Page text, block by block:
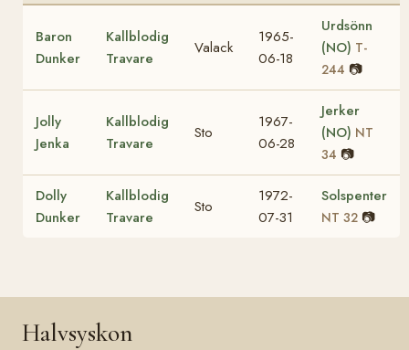
Baron
Dunker
Kallblodig
Travare
Valack
1965-
06-18
Urdsönn
(NO) T-
244 📷
Jolly
Jenka
Kallblodig
Travare
Sto
1967-
06-28
Jerker
(NO) NT
34 📷
Dolly
Dunker
Kallblodig
Travare
Sto
1972-
07-31
Solspenter
NT 32 📷
Halvsyskon